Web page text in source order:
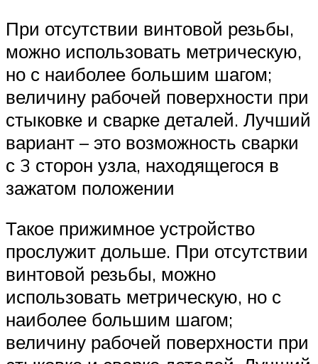
При отсутствии винтовой резьбы,
можно использовать метрическую,
но с наиболее большим шагом;
величину рабочей поверхности при
стыковке и сварке деталей. Лучший
вариант – это возможность сварки
с 3 сторон узла, находящегося в
зажатом положении
Такое прижимное устройство
прослужит дольше. При отсутствии
винтовой резьбы, можно
использовать метрическую, но с
наиболее большим шагом;
величину рабочей поверхности при